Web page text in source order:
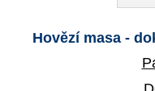
Hovězí masa -